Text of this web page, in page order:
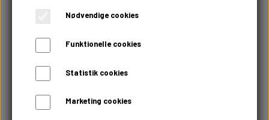
BRYLLUPS GAVER
DÅBSGAVER/ NAVNGIVNING
SKILTE TIL FESTEN
WILLOW TREE FIGURER
WILLOW TREE BRYLLUPS FIGURER
Nødvendige cookies
Funktionelle cookies
Statistik cookies
Marketing cookies